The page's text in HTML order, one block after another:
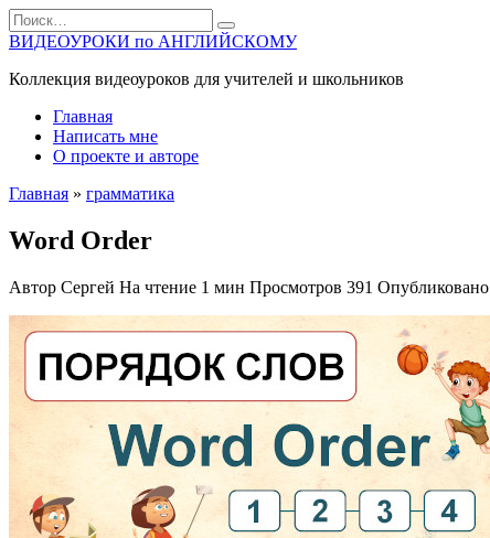
Перейти
к
содержанию
Search
for:
ВИДЕОУРОКИ по АНГЛИЙСКОМУ
Коллекция видеоуроков для учителей и школьников
Главная
Написать мне
О проекте и авторе
Главная » грамматика
Word Order
Автор Сергей На чтение 1 мин Просмотров 391 Опубликовано